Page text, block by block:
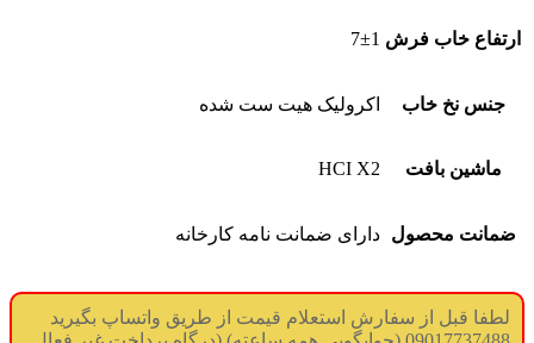
ارتفاع خاب فرش 7±1
جنس نخ خاب اکرولیک هیت ست شده
ماشین بافت HCI X2
ضمانت محصول دارای ضمانت نامه کارخانه
لطفا قبل از سفارش استعلام قیمت از طریق واتساپ بگیرید